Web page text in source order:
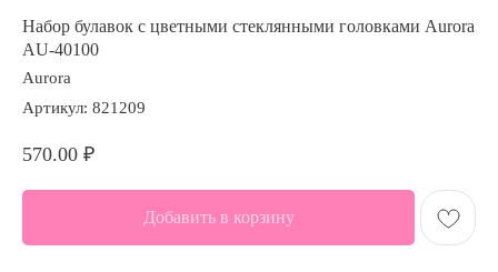
Набор булавок с цветными стеклянными головками Aurora
AU-40100
Aurora
Артикул: 821209
570.00 ₽
Добавить в корзину